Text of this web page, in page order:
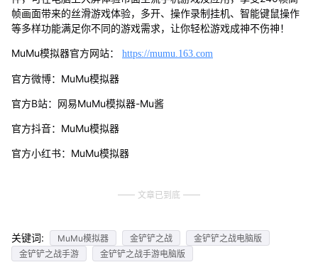
帧画面带来的丝滑游戏体验，多开、操作录制挂机、智能键鼠操作
等多样功能满足你不同的游戏需求，让你轻松游戏成神不伤神！
MuMu模拟器官方网站： https://mumu.163.com
官方微博：MuMu模拟器
官方B站：网易MuMu模拟器-Mu酱
官方抖音：MuMu模拟器
官方小红书：MuMu模拟器
文章已到底
关键词: MuMu模拟器 金铲铲之战
金铲铲之战电脑版
金铲铲之战手游
金铲铲之战手游电脑版